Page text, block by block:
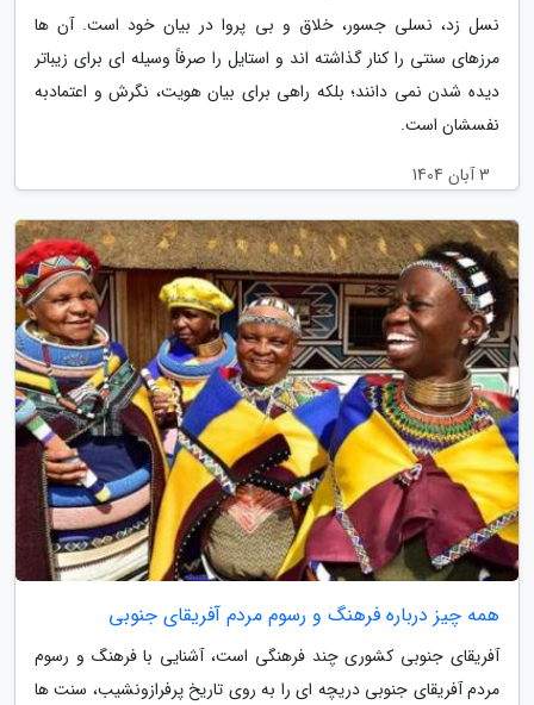
نسل زد، نسلی جسور، خلاق و بی پروا در بیان خود است. آن ها
مرزهای سنتی را کنار گذاشته اند و استایل را صرفاً وسیله ای برای زیباتر
دیده شدن نمی دانند؛ بلکه راهی برای بیان هویت، نگرش و اعتمادبه
نفسشان است.
3 آبان 1404
همه چیز درباره فرهنگ و رسوم مردم آفریقای جنوبی
آفریقای جنوبی کشوری چند فرهنگی است، آشنایی با فرهنگ و رسوم
مردم آفریقای جنوبی دریچه ای را به روی تاریخ پرفرازونشیب، سنت ها